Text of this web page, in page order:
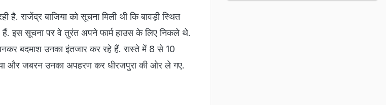
है. राजेंद्र बाजिया को सूचना मिली थी कि बावड़ी स्थित
इस सूचना पर वे तुरंत अपने फार्म हाउस के लिए निकले थे.
बदमाश उनका इंतजार कर रहे हैं. रास्ते में 8 से 10
और जबरन उनका अपहरण कर धीरजपुरा की ओर ले गए.